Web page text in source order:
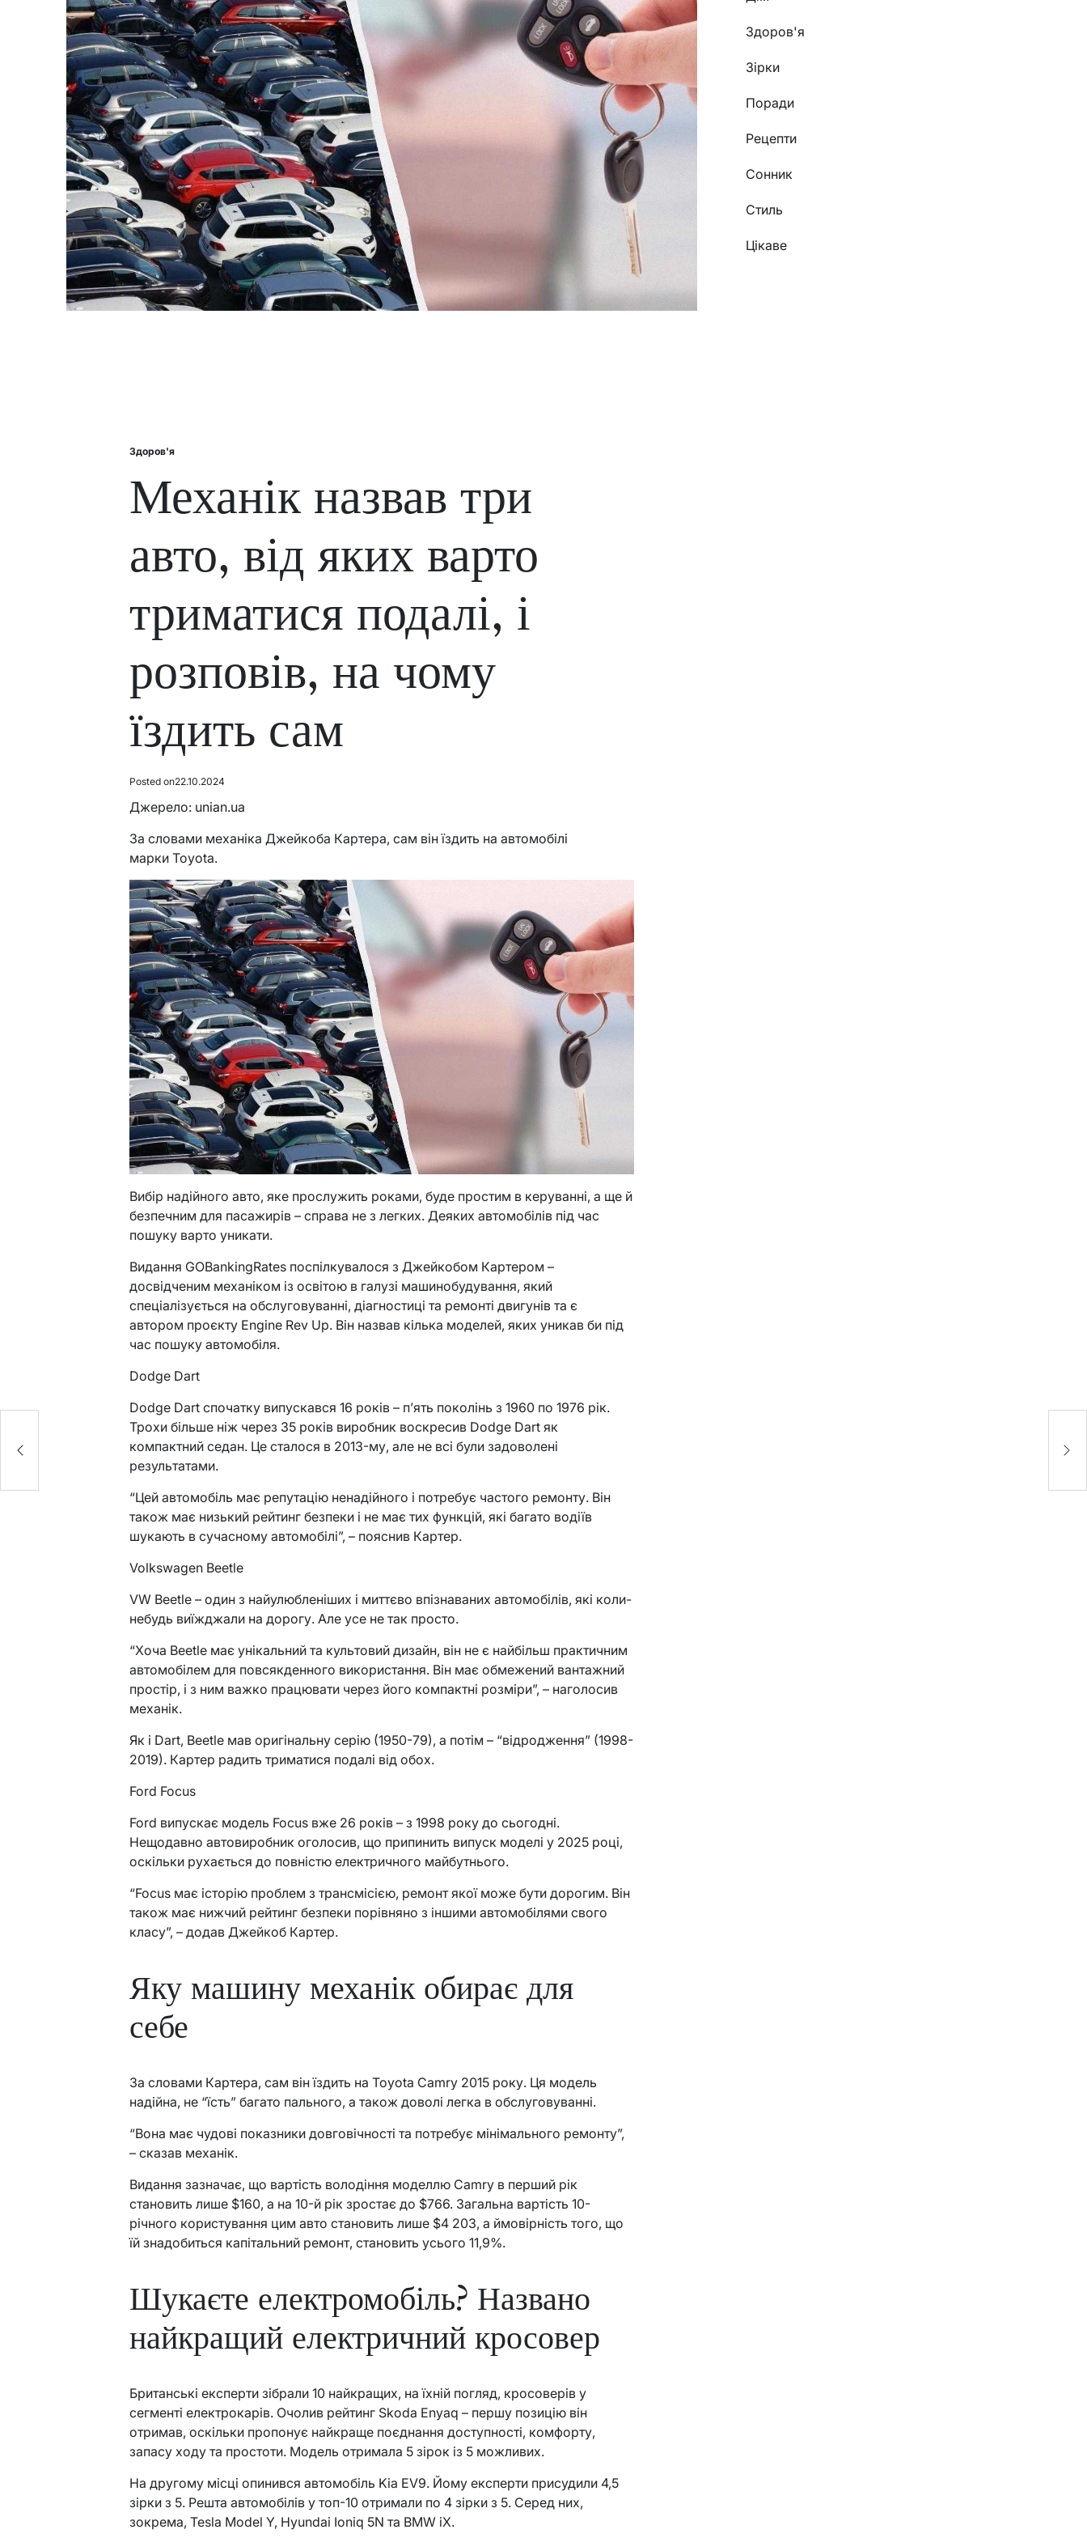
Posted
Здоров'я
Механік назвав три
авто, від яких варто
триматися подалі, і
розповів, на чому
їздить сам
Posted on22.10.2024
Джерело: unian.ua
За словами механіка Джейкоба Картера, сам він їздить на автомобілі
марки Toyota.
Вибір надійного авто, яке прослужить роками, буде простим в керуванні, а ще й
безпечним для пасажирів – справа не з легких. Деяких автомобілів під час
пошуку варто уникати.
Видання GOBankingRates поспілкувалося з Джейкобом Картером –
досвідченим механіком із освітою в галузі машинобудування, який
спеціалізується на обслуговуванні, діагностиці та ремонті двигунів та є
автором проєкту Engine Rev Up. Він назвав кілька моделей, яких уникав би під
час пошуку автомобіля.
Dodge Dart
Dodge Dart спочатку випускався 16 років – п’ять поколінь з 1960 по 1976 рік.
Трохи більше ніж через 35 років виробник воскресив Dodge Dart як
компактний седан. Це сталося в 2013-му, але не всі були задоволені
результатами.
“Цей автомобіль має репутацію ненадійного і потребує частого ремонту. Він
також має низький рейтинг безпеки і не має тих функцій, які багато водіїв
шукають в сучасному автомобілі”, – пояснив Картер.
Volkswagen Beetle
VW Beetle – один з найулюбленіших і миттєво впізнаваних автомобілів, які коли-
небудь виїжджали на дорогу. Але усе не так просто.
“Хоча Beetle має унікальний та культовий дизайн, він не є найбільш практичним
автомобілем для повсякденного використання. Він має обмежений вантажний
простір, і з ним важко працювати через його компактні розміри”, – наголосив
механік.
Як і Dart, Beetle мав оригінальну серію (1950-79), а потім – “відродження” (1998-
2019). Картер радить триматися подалі від обох.
Ford Focus
Ford випускає модель Focus вже 26 років – з 1998 року до сьогодні.
Нещодавно автовиробник оголосив, що припинить випуск моделі у 2025 році,
оскільки рухається до повністю електричного майбутнього.
“Focus має історію проблем з трансмісією, ремонт якої може бути дорогим. Він
також має нижчий рейтинг безпеки порівняно з іншими автомобілями свого
класу”, – додав Джейкоб Картер.
Яку машину механік обирає для
себе
За словами Картера, сам він їздить на Toyota Camry 2015 року. Ця модель
надійна, не “їсть” багато пального, а також доволі легка в обслуговуванні.
“Вона має чудові показники довговічності та потребує мінімального ремонту”,
– сказав механік.
Видання зазначає, що вартість володіння моделлю Camry в перший рік
становить лише $160, а на 10-й рік зростає до $766. Загальна вартість 10-
річного користування цим авто становить лише $4 203, а ймовірність того, що
їй знадобиться капітальний ремонт, становить усього 11,9%.
Шукаєте електромобіль? Названо
найкращий електричний кросовер
Британські експерти зібрали 10 найкращих, на їхній погляд, кросоверів у
сегменті електрокарів. Очолив рейтинг Skoda Enyaq – першу позицію він
отримав, оскільки пропонує найкраще поєднання доступності, комфорту,
запасу ходу та простоти. Модель отримала 5 зірок із 5 можливих.
На другому місці опинився автомобіль Kia EV9. Йому експерти присудили 4,5
зірки з 5. Решта автомобілів у топ-10 отримали по 4 зірки з 5. Серед них,
зокрема, Tesla Model Y, Hyundai Ioniq 5N та BMW iX.
Здоров'я
Зірки
Поради
Рецепти
Сонник
Стиль
Цікаве